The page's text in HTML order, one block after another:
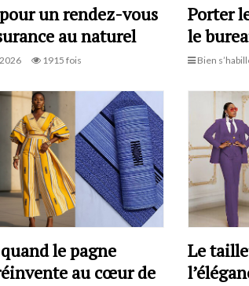
un rendez-vous
au naturel
1915 fois
Porter
le
Bien
le pagne
au cœur de
Le